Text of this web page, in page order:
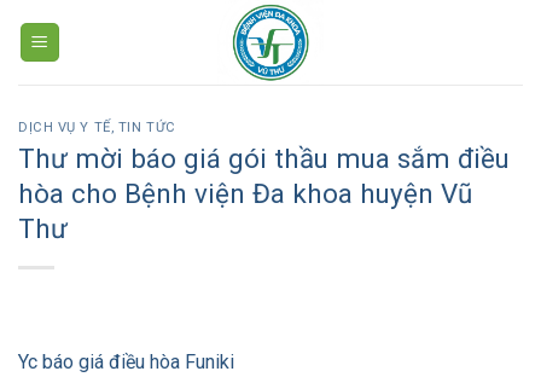
DỊCH VỤ Y TẾ, TIN TỨC
Thư mời báo giá gói thầu mua sắm điều
hòa cho Bệnh viện Đa khoa huyện Vũ
Thư
Yc báo giá điều hòa Funiki